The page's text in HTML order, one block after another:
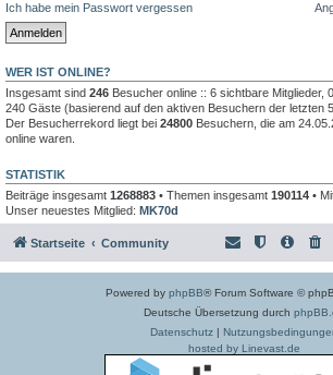
Ich habe mein Passwort vergessen
WER IST ONLINE?
Insgesamt sind 246 Besucher online :: 6 sichtbare Mitglieder,
240 Gäste (basierend auf den aktiven Besuchern der letzten
Der Besucherrekord liegt bei 24800 Besuchern, die am
online waren.
STATISTIK
Beiträge insgesamt 1268883 • Themen insgesamt 190114 •
Unser neuestes Mitglied: MK70d
Startseite Community
Powered by phpBB® Forum Software ©
Deutsche Übersetzung durch
Datenschutz|
hosted by Linevast.de